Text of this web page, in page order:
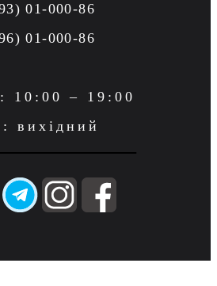
01-000-86
01-000-86
10:00 – 19:00
вихідний